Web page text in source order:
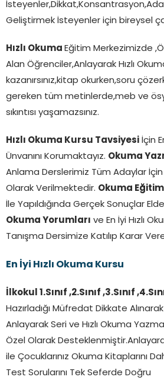
Geliştirmek İsteyenler için bireysel
Hızlı Okuma Eğitim Merkezimizde
Alan Öğrenciler,Anlayarak Hızlı
kazanırsınız,kitap okurken,soru
gereken tüm metinlerde,meb ve
sıkıntısı yaşamazsınız.
Hızlı Okuma Kursu Tavsiyesi İçin
Ünvanını Korumaktayız. Okuma
Anlama Derslerimiz Tüm Adaylar İçin
Olarak Verilmektedir. Okuma
İle Yapıldığında Gerçek Sonuçlar
Okuma Yorumları ve En İyi Hızlı
Tanışma Dersimize Katılıp Karar
En İyi Hızlı Okuma Kursu
İlkokul 1.Sınıf ,2.Sınıf ,3.Sınıf
Hazırladığı Müfredat Dikkate Alınarak
Anlayarak Seri ve Hızlı Okuma
Özel Olarak
ile Çocuklarınız Okuma Kitaplarını
Test Sorularını Tek Seferde Doğru